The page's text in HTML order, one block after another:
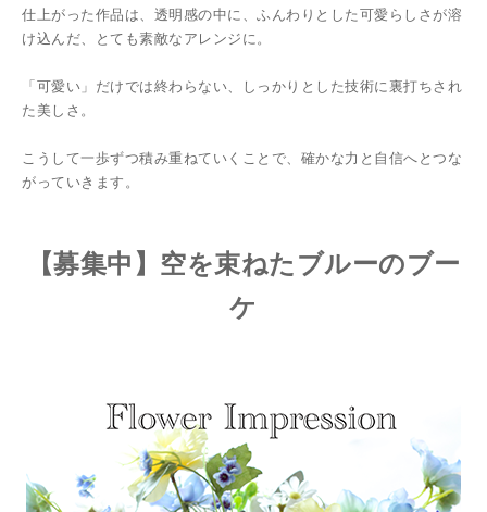
仕上がった作品は、透明感の中に、ふんわりとした可愛らしさが溶
け込んだ、とても素敵なアレンジに。
「可愛い」だけでは終わらない、しっかりとした技術に裏打ちされ
た美しさ。
こうして一歩ずつ積み重ねていくことで、確かな力と自信へとつな
がっていきます。
【募集中】空を束ねたブルーのブー
ケ